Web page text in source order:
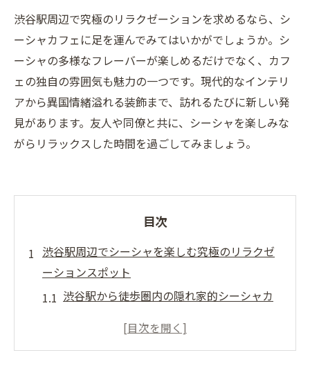
渋谷駅周辺で究極のリラクゼーションを求めるなら、シ
ーシャカフェに足を運んでみてはいかがでしょうか。シ
ーシャの多様なフレーバーが楽しめるだけでなく、カフ
ェの独自の雰囲気も魅力の一つです。現代的なインテリ
アから異国情緒溢れる装飾まで、訪れるたびに新しい発
見があります。友人や同僚と共に、シーシャを楽しみな
がらリラックスした時間を過ごしてみましょう。
目次
渋谷駅周辺でシーシャを楽しむ究極のリラクゼ
ーションスポット
渋谷駅から徒歩圏内の隠れ家的シーシャカ
夜遅くまで楽しめるシーシャカフェの魅力